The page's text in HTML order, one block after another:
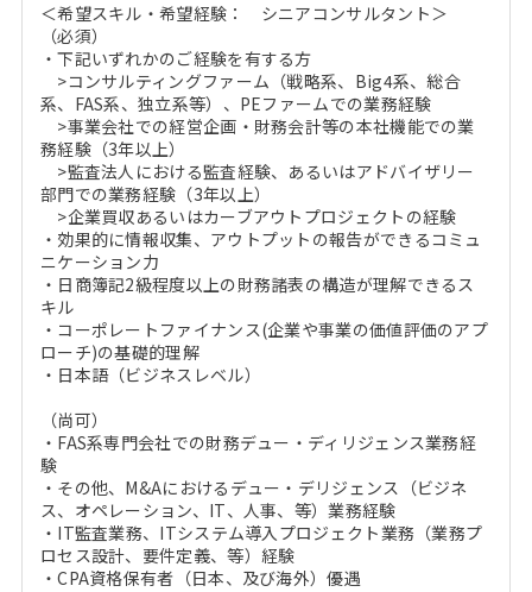
＜希望スキル・希望経験： シニアコンサルタント＞
（必須）
・下記いずれかのご経験を有する方
>コンサルティングファーム（戦略系、Big4系、総合
系、FAS系、独立系等）、PEファームでの業務経験
>事業会社での経営企画・財務会計等の本社機能での業
務経験（3年以上）
>監査法人における監査経験、あるいはアドバイザリー
部門での業務経験（3年以上）
>企業買収あるいはカーブアウトプロジェクトの経験
・効果的に情報収集、アウトプットの報告ができるコミュ
ニケーション力
・日商簿記2級程度以上の財務諸表の構造が理解できるス
キル
・コーポレートファイナンス(企業や事業の価値評価のアプ
ローチ)の基礎的理解
・日本語（ビジネスレベル）
（尚可）
・FAS系専門会社での財務デュー・ディリジェンス業務経
験
・その他、M&Aにおけるデュー・デリジェンス（ビジネ
ス、オペレーション、IT、人事、等）業務経験
・IT監査業務、ITシステム導入プロジェクト業務（業務プ
ロセス設計、要件定義、等）経験
・CPA資格保有者（日本、及び海外）優遇